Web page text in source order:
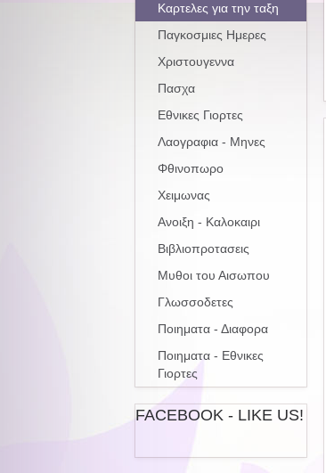
Καρτελες για την ταξη
Παγκοσμιες Ημερες
Χριστουγεννα
Πασχα
Εθνικες Γιορτες
Λαογραφια - Μηνες
Φθινοπωρο
Χειμωνας
Ανοιξη - Καλοκαιρι
Βιβλιοπροτασεις
Μυθοι του Αισωπου
Γλωσσοδετες
Ποιηματα - Διαφορα
Ποιηματα - Εθνικες
Γιορτες
FACEBOOK - LIKE US!